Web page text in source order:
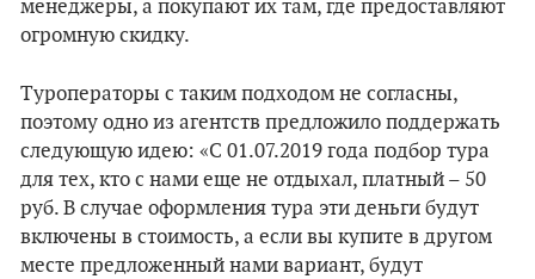
менеджеры, а покупают их там, где предоставляют
огромную скидку.
Туроператоры с таким подходом не согласны,
поэтому одно из агентств предложило поддержать
следующую идею: «С 01.07.2019 года подбор тура
для тех, кто с нами еще не отдыхал, платный – 50
руб. В случае оформления тура эти деньги будут
включены в стоимость, а если вы купите в другом
месте предложенный нами вариант, будут